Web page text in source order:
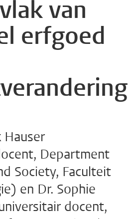
van
erfgoed
Hauser
Department
Society, Faculteit
en Dr. Sophie
docent,